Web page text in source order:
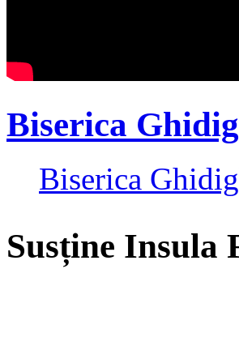
Biserica
Biserica
Susține Insula